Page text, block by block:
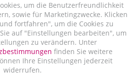
um die Benutzerfreundlichkeit
sowie für Marketingzwecke. Klicken
fortfahren", um die Cookies zu
auf "Einstellungen bearbeiten", um
zu verändern. Unter
finden Sie weitere
Ihre Einstellungen jederzeit
widerrufen.